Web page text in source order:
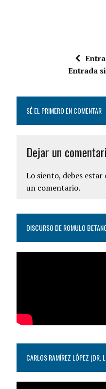
Entrada
SÉ EL PRIMERO EN COMENTAR
Dejar un
Lo siento, debes estar
un comentario.
DISCURSO DE ROMULO
CARLOS RAMÍREZ LÓPEZ (DR.